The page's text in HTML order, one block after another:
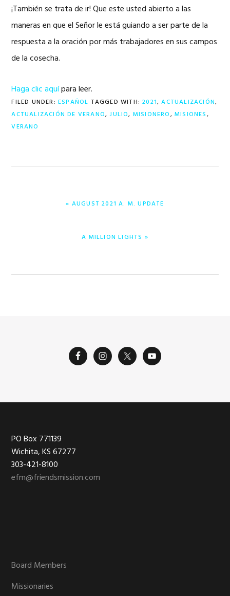
¡También se trata de ir! Que este usted abierto a las
maneras en que el Señor le está guiando a ser parte de la
respuesta a la oración por más trabajadores en sus campos
de la cosecha.
Haga clic aquípara leer.
FILED UNDER: ESPAÑOL TAGGED WITH:2021,ACTUALIZACIÓN,
ACTUALIZACIÓN DE VERANO,JULIO, MISIONERO,MISIONES,
VERANO
PREVIOUS
« AUGUST 2021 A. M. UPDATE
NEXT
A MILLION LIGHTS »
Footer
PO Box 771139
Wichita, KS 67277
303-421-8100
efm@friendsmission.com
Board Members
Missionaries